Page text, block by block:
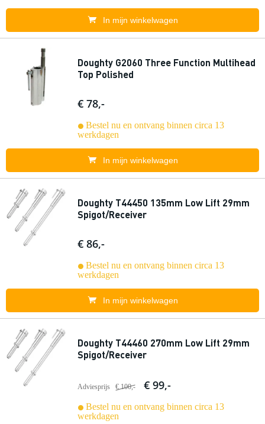
In mijn winkelwagen
Doughty G2060 Three Function Multihead
Top Polished
€ 78,-
Bestel nu en ontvang binnen circa 13
werkdagen
In mijn winkelwagen
Doughty T44450 135mm Low Lift 29mm
Spigot/Receiver
€ 86,-
Bestel nu en ontvang binnen circa 13
werkdagen
In mijn winkelwagen
Doughty T44460 270mm Low Lift 29mm
Spigot/Receiver
Adviesprijs € 100,- € 99,-
Bestel nu en ontvang binnen circa 13
werkdagen